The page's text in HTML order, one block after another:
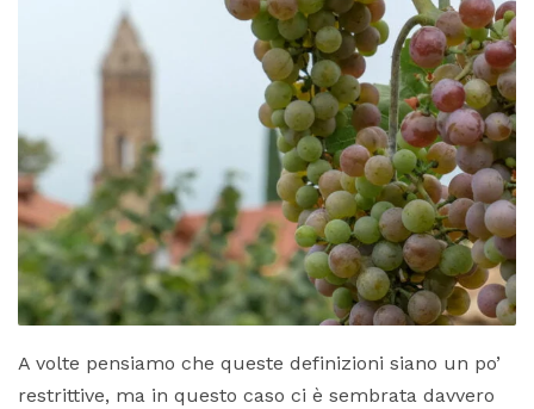
A volte pensiamo che queste definizioni siano un po’
restrittive, ma in questo caso ci è sembrata davvero